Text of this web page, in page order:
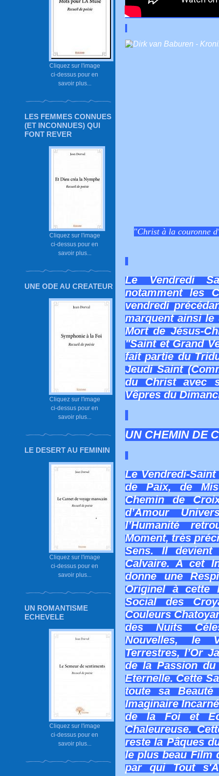
Cliquez sur l'image
ci-dessus pour en
savoir plus...
LES FEMMES CONNUES
(ET INCONNUES) QUI
FONT REVER
Cliquez sur l'image
ci-dessus pour en
savoir plus...
UNE ODE AU CREATEUR
Cliquez sur l'image
ci-dessus pour en
savoir plus...
LE DESERT AU FEMININ
Cliquez sur l'image
ci-dessus pour en
savoir plus...
UN ROMANTISME
ECHEVELE
Cliquez sur l'image
ci-dessus pour en
savoir plus...
"Christ à la couronne
Le Vendredi
notamment les
vendredi
marquent ainsi
Mort de Jésus-
"Saint et Grand
fait partie du
Jeudi Saint
du Christ avec
Vêpres du
UN CHEMIN DE
Le Vendredi-
de Paix, de
Chemin de
d’Amour
l’Humanité
Moment, très
Sens. Il
Calvaire. A cet
donne une
Originel à cette
Social des
Couleurs
des Nuits
Nouvelles, le
Terrestres, l’Or
de la Passion
Eternelle. Cette
toute sa Beauté
Imaginaire
de la Foi et
Chaleureuse.
reste la Pâques
le plus beau Film
par qui Tout